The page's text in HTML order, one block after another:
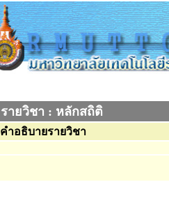
รายวิชา : หลักสถิติ
คำอธิบายรายวิชา